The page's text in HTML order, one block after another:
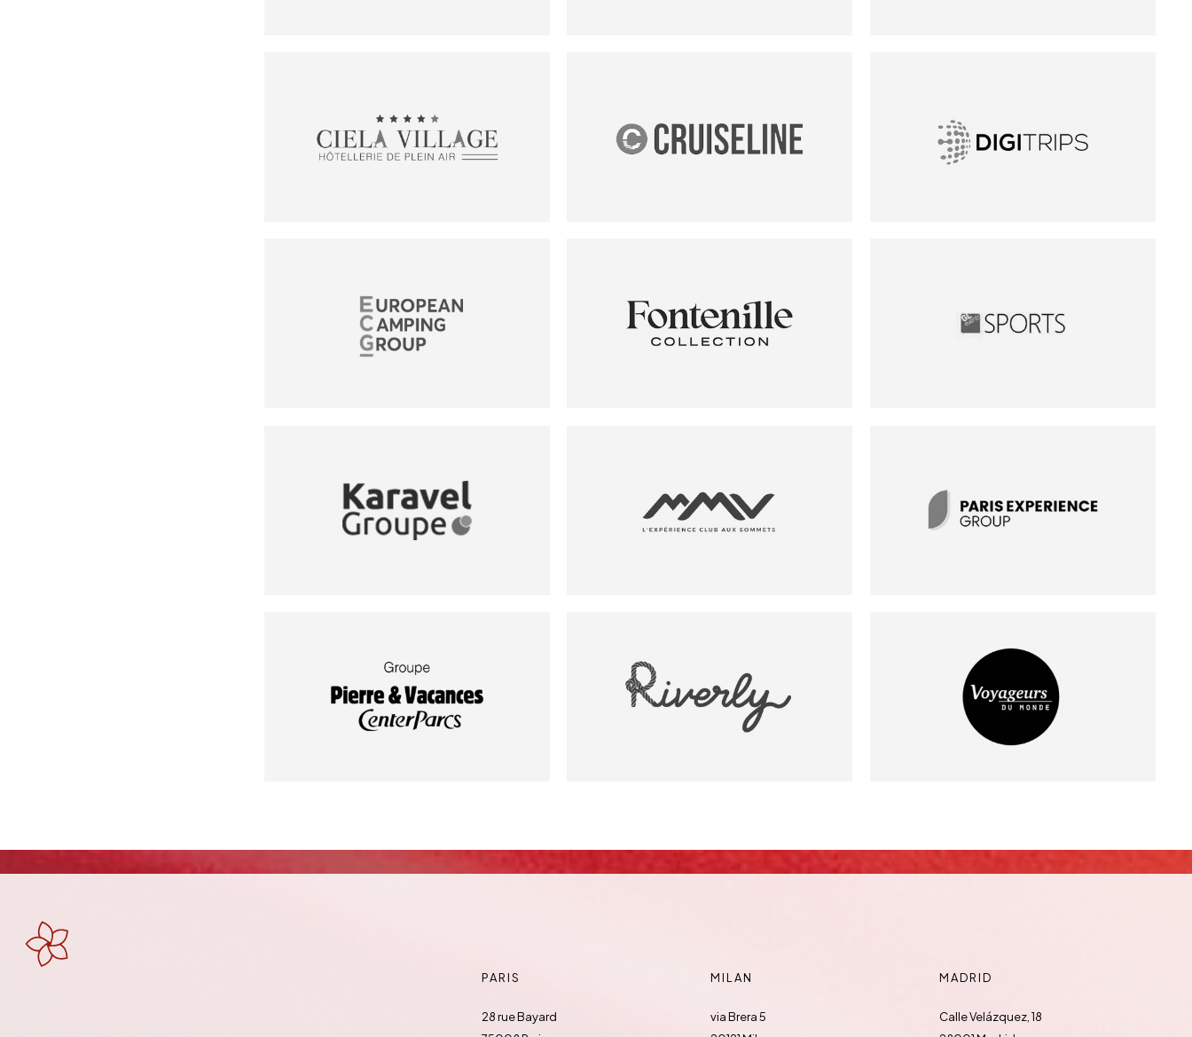
PARIS
28 rue Bayard
MILAN
via Brera 5
MADRID
Calle Velázquez, 18